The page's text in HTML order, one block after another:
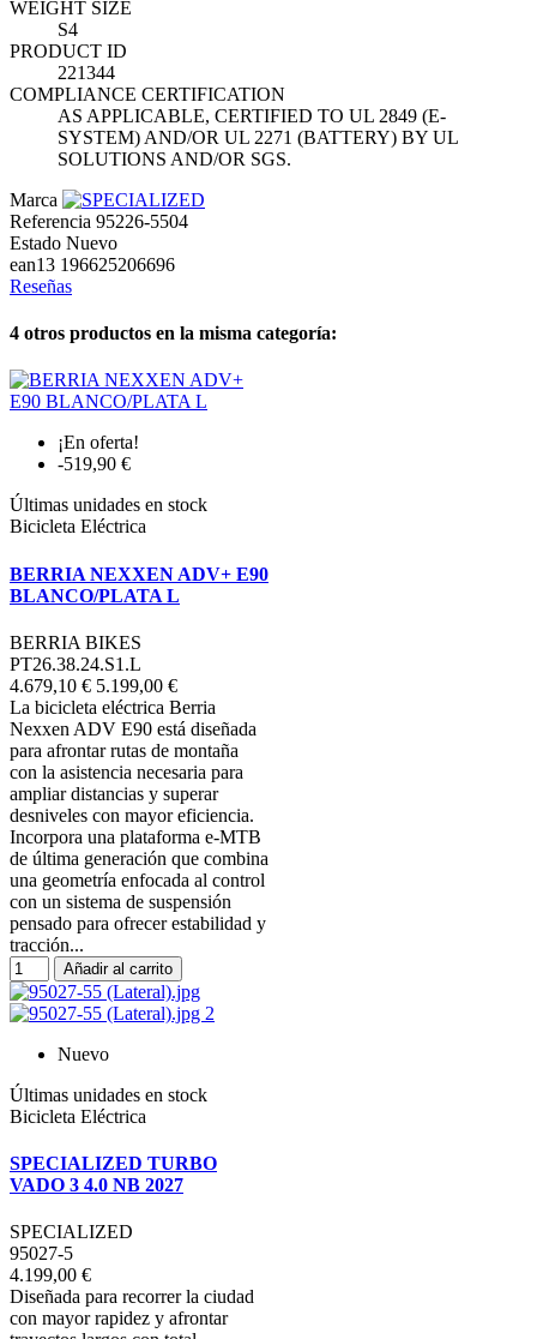
WEIGHT SIZE
S4
PRODUCT ID
221344
COMPLIANCE CERTIFICATION
AS APPLICABLE, CERTIFIED TO UL 2849 (E-
SYSTEM) AND/OR UL 2271 (BATTERY) BY UL
SOLUTIONS AND/OR SGS.
Marca
Referencia 95226-5504
Estado Nuevo
ean13 196625206696
Reseñas
4 otros productos en la misma categoría:
¡En oferta!
-519,90 €
Últimas unidades en stock
Bicicleta Eléctrica
BERRIA NEXXEN ADV+ E90
BLANCO/PLATA L
BERRIA BIKES
PT26.38.24.S1.L
4.679,10 € 5.199,00 €
La bicicleta eléctrica Berria
Nexxen ADV E90 está diseñada
para afrontar rutas de montaña
con la asistencia necesaria para
ampliar distancias y superar
desniveles con mayor eficiencia.
Incorpora una plataforma e-MTB
de última generación que combina
una geometría enfocada al control
con un sistema de suspensión
pensado para ofrecer estabilidad y
tracción...
Añadir al carrito
Nuevo
Últimas unidades en stock
Bicicleta Eléctrica
SPECIALIZED TURBO
VADO 3 4.0 NB 2027
SPECIALIZED
95027-5
4.199,00 €
Diseñada para recorrer la ciudad
con mayor rapidez y afrontar